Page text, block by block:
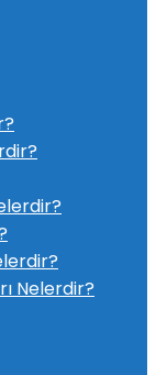
Nelerdir?